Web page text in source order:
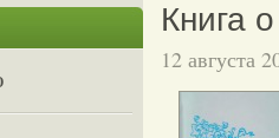
Книга
12 августа